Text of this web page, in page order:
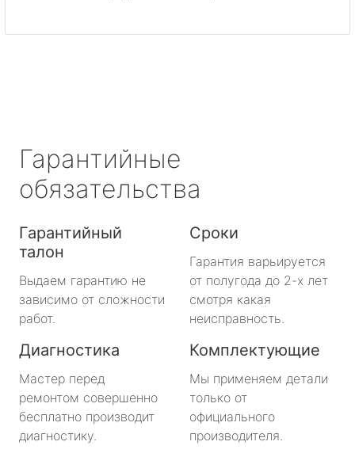
Гарантийные
обязательства
Гарантийный
талон
Выдаем гарантию не
зависимо от сложности
работ.
Сроки
Гарантия варьируется
от полугода до 2-х лет
смотря какая
неисправность.
Диагностика
Мастер перед
ремонтом совершенно
бесплатно производит
диагностику.
Комплектующие
Мы применяем детали
только от
официального
производителя.